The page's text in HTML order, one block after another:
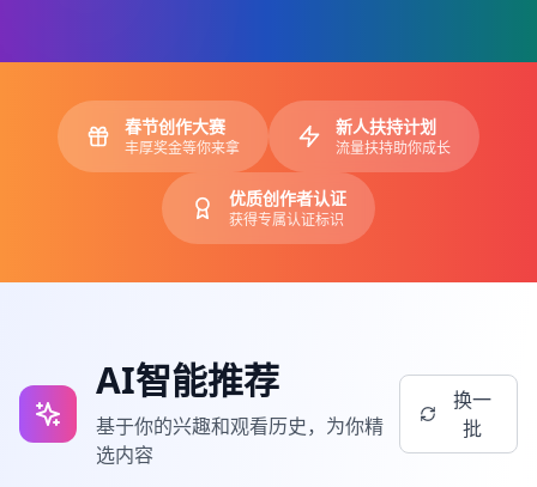
春节创作大赛
丰厚奖金等你来拿
新人扶持计划
流量扶持助你成长
优质创作者认证
获得专属认证标识
AI智能推荐
基于你的兴趣和观看历史，为你精
选内容
换一
批